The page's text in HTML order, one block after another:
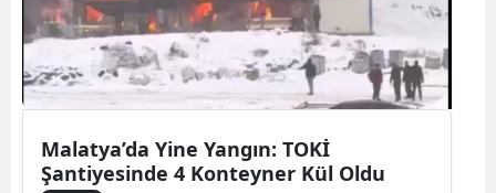
Malatya’da Yine Yangın: TOKİ
Şantiyesinde 4 Konteyner Kül Oldu